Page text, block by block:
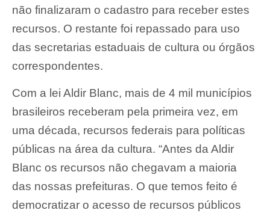
não finalizaram o cadastro para receber estes
recursos. O restante foi repassado para uso
das secretarias estaduais de cultura ou órgãos
correspondentes.
Com a lei Aldir Blanc, mais de 4 mil municípios
brasileiros receberam pela primeira vez, em
uma década, recursos federais para políticas
públicas na área da cultura. “Antes da Aldir
Blanc os recursos não chegavam a maioria
das nossas prefeituras. O que temos feito é
democratizar o acesso de recursos públicos